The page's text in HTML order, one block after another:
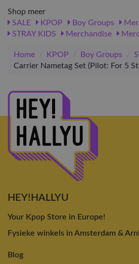
Shop meer
SALE
KPOP Boy Groups
STRAY KIDS
Merchandise
Home / KPOP / Boy Groups /
Carrier Nametag Set (Pilot: For 5
HEY!HALLYU
Your Kpop Store in Europe!
Fysieke winkels in Amsterdam &
Blog